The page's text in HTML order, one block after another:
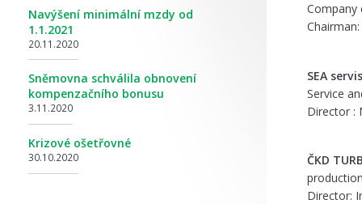
Company
SEA
Service
Director :
ČKD
Director:
Navýšení minimální mzdy od
1.1.2021
20.11.2020
Sněmovna schválila obnovení
kompenzačního bonusu
3.11.2020
Krizové ošetřovné
30.10.2020